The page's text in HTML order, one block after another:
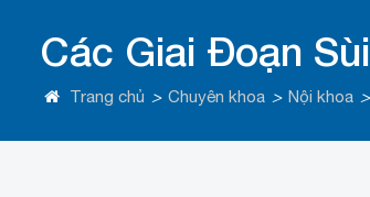
Các Giai Đoạn
Trang chủ > Chuyên khoa > Nội khoa >